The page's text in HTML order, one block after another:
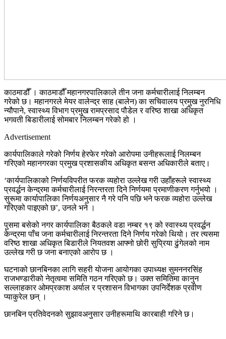
काठमाडौँ । काठमाडौँ महानगरपालिकाले तीन जना कर्मचारीलाई निलम्बन
गरेको छ। महानगरले मेयर वालेन्द्र साह (बालेन) का सचिवालय प्रमुख नुरनिधि
न्यौपाने, स्वास्थ्य विभाग प्रमुख रामप्रसाद पौडेल र वरिष्ठ शाखा अधिकृत
भगवती बिडारीलाई सोमबार निलम्बन गरेको हो ।
Advertisement
कार्यपालिकाले गरेको निर्णय हेरफेर गरेको आरोपमा उनीहरूलाई निलम्बन
गरिएको महानगरका प्रमुख प्रशासकीय अधिकृत बसन्त अधिकारीले बताए।
‘कार्यपालिकाको निर्णयविपरीत फरक व्यहोरा उल्लेख गरी उहाँहरूले स्वास्थ्य
प्रवर्द्धन केन्द्रमा कर्मचारीलाई निरन्तरता दिने निर्णयमा प्रमाणीकरण गर्नुभयो ।
सुरूमा कार्यापालिका निर्णयअनुसार नै गरे पनि पछि भने फरक व्यहोरा उल्लेख
गरिएको पाइएको छ’, उनले भने ।
पुसमा बसेको नगर कार्यपालिका बैठकले वडा नम्बर १९ को स्वास्थ्य प्रवर्द्धन
केन्द्रमा पाँच जना कर्मचारीलाई निरन्तरता दिने निर्णय गरेको थियो। तर त्यसमा
वरिष्ठ शाखा अधिकृत बिडारीले नियतवश आफ्नो छोरी सुप्रिया ढुंगेलको नाम
उल्लेख गरी छ जना बनाएको आरोप छ ।
घटनाको छानबिनका लागि सहरी योजना आयोगका उपाध्यक्ष सुमननरसिंह
राजभण्डारीको नेतृत्वमा समिति गठन गरिएको छ। उक्त समितिमा कानुन
सल्लाहकार ओमप्रकाश अर्याल र प्रशासन विभागका उपनिर्देशक प्रवीण
प्याकुरेल छन् ।
छानबिन प्रतिवेदनको सुझावअनुसार उनीहरूमाथि कारबाही गरिने छ।